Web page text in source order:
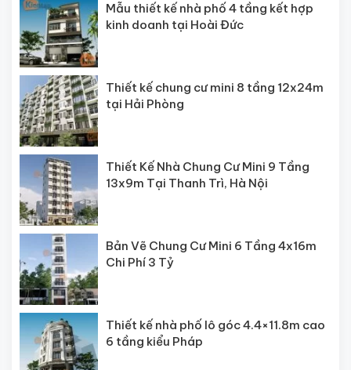
Mẫu thiết kế nhà phố 4 tầng kết hợp
kinh doanh tại Hoài Đức
Thiết kế chung cư mini 8 tầng 12x24m
tại Hải Phòng
Thiết Kế Nhà Chung Cư Mini 9 Tầng
13x9m Tại Thanh Trì, Hà Nội
Bản Vẽ Chung Cư Mini 6 Tầng 4x16m
Chi Phí 3 Tỷ
Thiết kế nhà phố lô góc 4.4×11.8m cao
6 tầng kiểu Pháp